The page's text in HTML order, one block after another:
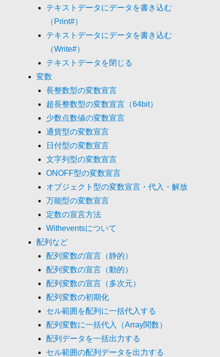
テキストデータにデータを書き込む
（Print#）
テキストデータにデータを書き込む
（Write#）
テキストデータを閉じる
変数
長整数型の変数宣言
超長整数型の変数宣言（64bit）
少数点数値の変数宣言
通貨型の変数宣言
日付型の変数宣言
文字列型の変数宣言
ONOFF型の変数宣言
オブジェクト型の変数宣言・代入・解放
万能型の変数宣言
定数の宣言方法
Witheventsについて
配列など
配列変数の宣言（静的）
配列変数の宣言（動的）
配列変数の宣言（多次元）
配列変数の初期化
セル範囲を配列に一括代入する
配列変数に一括代入（Array関数）
配列データを一括出力する
セル範囲の配列データを出力する